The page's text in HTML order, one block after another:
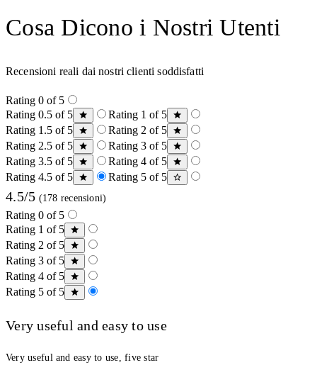
Cosa Dicono i Nostri Utenti
Recensioni reali dai nostri clienti soddisfatti
Rating 0 of 5
Rating 0.5 of 5
Rating 1 of 5
Rating 1.5 of 5
Rating 2 of 5
Rating 2.5 of 5
Rating 3 of 5
Rating 3.5 of 5
Rating 4 of 5
Rating 4.5 of 5
Rating 5 of 5
4.5/5 (178 recensioni)
Rating 0 of 5
Rating 1 of 5
Rating 2 of 5
Rating 3 of 5
Rating 4 of 5
Rating 5 of 5
Very useful and easy to use
Very useful and easy to use, five star